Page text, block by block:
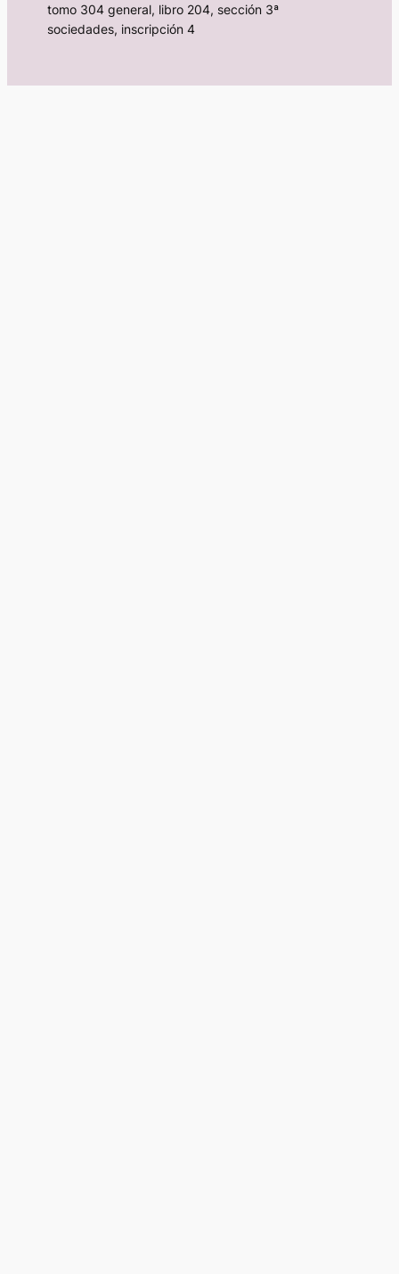
tomo 304 general, libro 204, sección 3ª
sociedades, inscripción 4